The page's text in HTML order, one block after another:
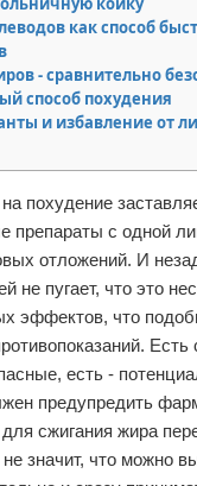
как способ
- сравнительно
способ похудения
и избавление от
похудение
препараты с одной
отложений. И
не пугает, что это
эффектов, что
Есть
есть -
предупредить
сжигания жира
значит, что можно